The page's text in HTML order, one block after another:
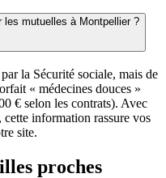
les mutuelles à Montpellier ?
la Sécurité sociale, mais de
« médecines douces »
€ selon les contrats). Avec
information rassure vos
site.
proches